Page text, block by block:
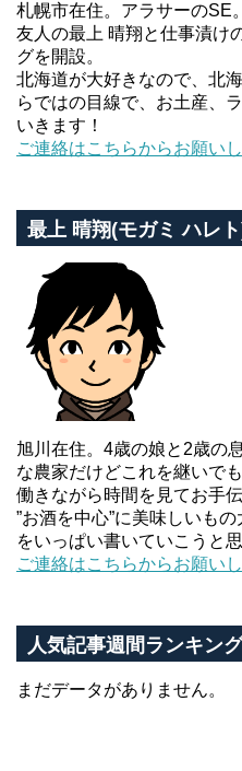
札幌市在住。アラサーのSE。
友人の最上 晴翔と仕事漬け
グを開設。
北海道が大好きなので、北
らではの目線で、お土産、
いきます！
ご連絡はこちらからお願いし
最上 晴翔(モガミ ハレ
旭川在住。4歳の娘と2歳の
な農家だけどこれを継いで
働きながら時間を見てお手伝
”お酒を中心”に美味しいも
をいっぱい書いていこうと
ご連絡はこちらからお願いし
人気記事週間ランキン
まだデータがありません。